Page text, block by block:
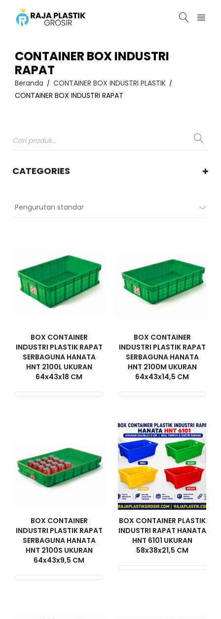
CONTAINER BOX INDUSTRI
RAPAT
Beranda / CONTAINER BOX INDUSTRI PLASTIK /
CONTAINER BOX INDUSTRI RAPAT
CATEGORIES
Pengurutan standar
BOX CONTAINER
INDUSTRI PLASTIK RAPAT
SERBAGUNA HANATA
HNT 2100L UKURAN
64x43x18 CM
BOX CONTAINER
INDUSTRI PLASTIK RAPAT
SERBAGUNA HANATA
HNT 2100M UKURAN
64x43x14,5 CM
BOX CONTAINER
INDUSTRI PLASTIK RAPAT
SERBAGUNA HANATA
HNT 2100S UKURAN
64x43x9,5 CM
BOX CONTAINER PLASTIK
INDUSTRI RAPAT HANATA
HNT 6101 UKURAN
58x38x21,5 CM